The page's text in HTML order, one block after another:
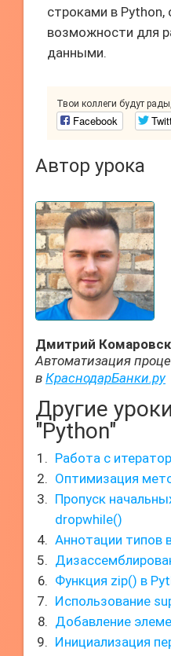
строками в
возможности для
данными.
Твои коллеги будут
Facebook
Автор урока
Дмитрий
Автоматизация
в КраснодарБанки.ру
Другие
"Python"
Работа с
Оптимизация
Пропуск
dropwhile()
Аннотации типов
Функция zip() в
Использование
Добавление
Инициализация